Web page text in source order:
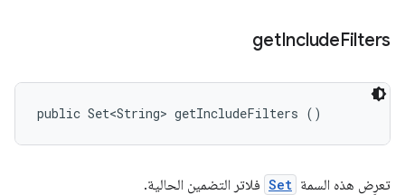
getIncludeFilters
public Set<String> getIncludeFilters ()
تعرِض هذه السمة Set فلاتر التضمين الحالية.